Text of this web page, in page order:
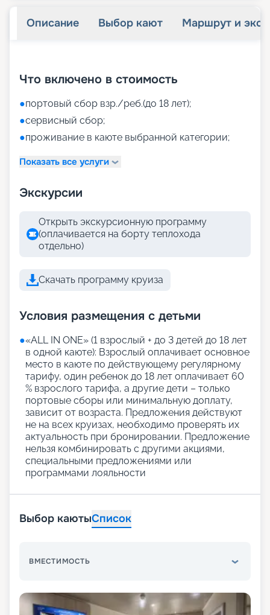
Описание Выбор кают Маршрут и
Что включено в стоимость
●портовый сбор взр./реб.(до 18 лет);
●сервисный сбор;
●проживание в каюте выбранной категории;
Показать все услуги
Экскурсии
Открыть экскурсионную программу
(оплачивается на борту теплохода
отдельно)
Скачать программу круиза
Условия размещения с детьми
●«АLL IN ONE» (1 взрослый + до 3 детей до 18 лет
в одной каюте): Взрослый оплачивает основное
место в каюте по действующему регулярному
тарифу, один ребенок до 18 лет оплачивает 60
% взрослого тарифа, а другие дети – только
портовые сборы или минимальную доплату,
зависит от возраста. Предложения действуют
не на всех круизах, необходимо проверять их
актуальность при бронировании. Предложение
нельзя комбинировать с другими акциями,
специальными предложениями или
программами лояльности
Выбор каютыСписок
ВМЕСТИМОСТЬ